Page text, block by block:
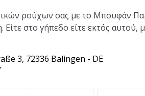
ρούχων σας με το Μπουφάν
στο γήπεδο είτε εκτός αυτού,
3, 72336 Balingen - DE